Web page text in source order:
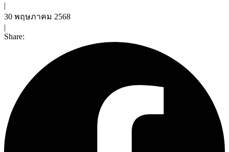
|
30 พฤษภาคม 2568
|
Share: